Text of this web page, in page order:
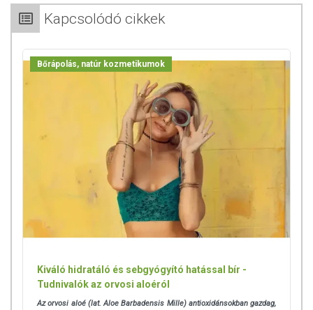
Kapcsolódó cikkek
Bőrápolás, natúr kozmetikumok
Kiváló hidratáló és sebgyógyító hatással bír -
Tudnivalók az orvosi aloéról
Az orvosi aloé (lat. Aloe Barbadensis Mille) antioxidánsokban gazdag,